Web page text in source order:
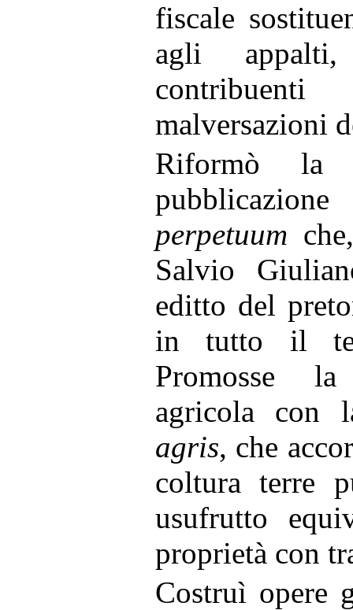
fiscale
agli
malversazioni
Riformò la
perpetuum
Salvio
editto del
in tutto il
Promosse
agricola con
agris, che
coltura terre
usufrutto
proprietà con
Costruì opere